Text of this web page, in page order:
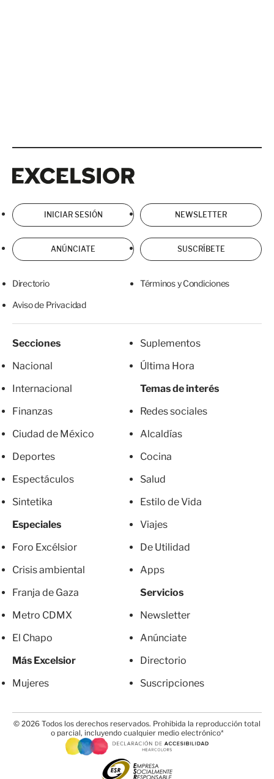
INICIAR SESIÓN NEWSLETTER
ANÚNCIATE SUSCRÍBETE
Directorio Términos y Condiciones
Aviso de Privacidad
Secciones
Nacional
Internacional
Finanzas
Ciudad de México
Deportes
Espectáculos
Sintetika
Especiales
Foro Excélsior
Crisis ambiental
Franja de Gaza
Metro CDMX
El Chapo
Más Excelsior
Mujeres
Suplementos
Última Hora
Temas de interés
Redes sociales
Alcaldías
Cocina
Salud
Estilo de Vida
Viajes
De Utilidad
Apps
Servicios
Newsletter
Anúnciate
Directorio
Suscripciones
© 2026 Todos los derechos reservados. Prohibida la reproducción total
o parcial, incluyendo cualquier medio electrónico*